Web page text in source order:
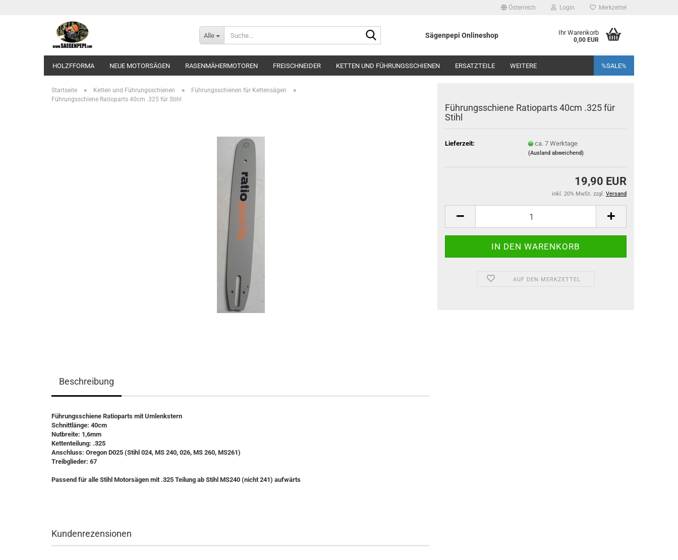
Österreich Login Merkzettel
Alle Sägenpepi Onlineshop Ihr Warenkorb
0,00 EUR
HOLZFFORMA NEUE MOTORSÄGEN RASENMÄHERMOTOREN FREISCHNEIDER KETTEN UND FÜHRUNGSSCHIENEN ERSATZTEILE %SALE%
WEITERE
Startseite » Ketten und Führungsschienen » Führungsschienen für Kettensägen »
Führungsschiene Ratioparts 40cm .325 für Stihl
Führungsschiene Ratioparts 40cm .325 für
Stihl
Lieferzeit: ca. 7 Werktage
(Ausland abweichend)
19,90 EUR
inkl. 20% MwSt. zzgl. Versand
AUF DEN MERKZETTEL
Beschreibung
Führungsschiene Ratioparts mit Umlenkstern
Schnittlänge: 40cm
Nutbreite: 1,6mm
Kettenteilung: .325
Anschluss: Oregon D025 (Stihl 024, MS 240, 026, MS 260, MS261)
Treibglieder: 67
Passend für alle Stihl Motorsägen mit .325 Teilung ab Stihl MS240 (nicht 241) aufwärts
Kundenrezensionen